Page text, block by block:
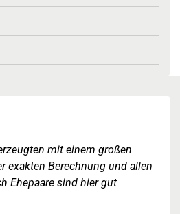
mit einem großen
exakten Berechnung und allen
Ehepaare sind hier gut